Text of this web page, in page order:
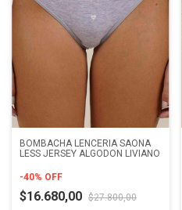
BOMBACHA LENCERIA SAONA
LESS JERSEY ALGODON LIVIANO
-40% OFF
$16.680,00 $27.800,00